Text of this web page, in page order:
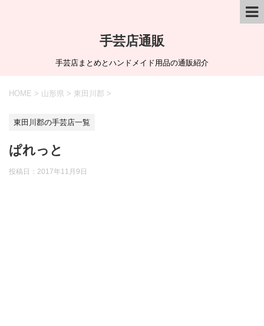
手芸店通販
手芸店まとめとハンドメイド用品の通販紹介
HOME > 山形県 > 東田川郡 >
東田川郡の手芸店一覧
ぱれっと
投稿日： 2017年11月9日